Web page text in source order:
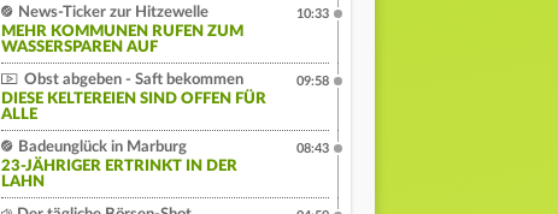
News-Ticker zur Hitzewelle
MEHR KOMMUNEN RUFEN ZUM
WASSERSPAREN AUF
10:33
Obst abgeben - Saft bekommen
DIESE KELTEREIEN SIND OFFEN FÜR
ALLE
09:58
Badeunglück in Marburg
23-JÄHRIGER ERTRINKT IN DER
LAHN
08:43